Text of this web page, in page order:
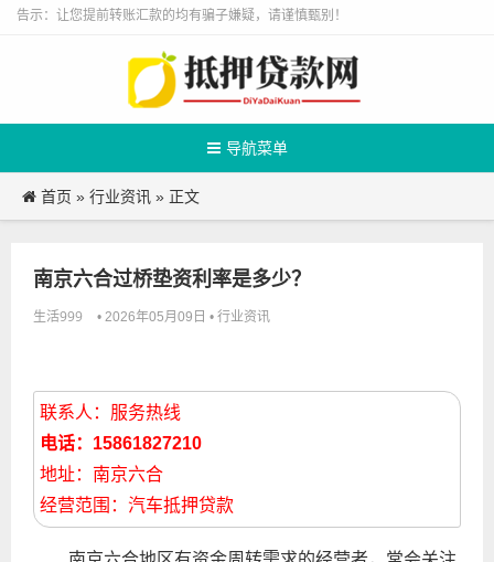
告示：让您提前转账汇款的均有骗子嫌疑，请谨慎甄别！
导航菜单
首页 » 行业资讯 » 正文
南京六合过桥垫资利率是多少？
生活999 • 2026年05月09日 • 行业资讯
联系人：服务热线
电话：15861827210
地址：南京六合
经营范围：汽车抵押贷款